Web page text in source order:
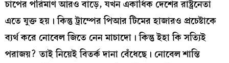
চাপের পরিমাণ আরও বাড়ে, যখন একাধিক দেশের রাষ্ট্রনেতা
এতে যুক্ত হয়। কিন্তু ট্রাম্পের পিআর টিমের হাজারও প্রচেষ্টাকে
ব্যর্থ করে নোবেল জিতে নেন মাচাদো। কিন্তু ইহা কি সত্যিই
পরাজয়? তাই নিয়েই বিতর্ক দানা বেঁধেছে। নোবেল শান্তি